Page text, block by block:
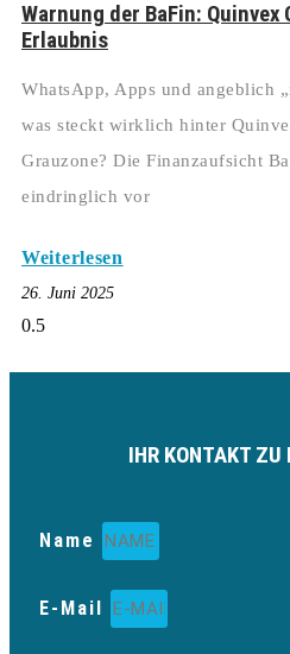
Warnung der BaFin:
Erlaubnis
WhatsApp, Apps und angeblich
was steckt wirklich hinter
Grauzone? Die Finanzaufsicht
eindringlich vor
Weiterlesen
26. Juni 2025
IHR KONTAKT ZU
Name
E-Mail